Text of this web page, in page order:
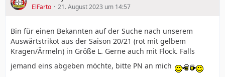
ElFarto 21. August 2023 um 14:57
Bin für einen Bekannten auf der Suche nach unserem
Auswärtstrikot aus der Saison 20/21 (rot mit gelbem
Kragen/Ärmeln) in Größe L. Gerne auch mit Flock. Falls
jemand eins abgeben möchte, bitte PN an mich